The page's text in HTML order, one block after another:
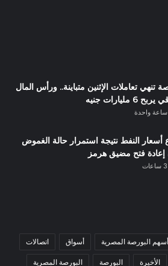
تنهي تعاملات الإثنين متباينة.. ورأس المال
6 مليارات جنيه
ساعة واحدة
أسعار النفط نتيجة استمرار حالة الغموض
فتح مضيق هرمز
أسهم البورصة المصرية أسواق اتصالات
الأخيرة البورصة البورصة المصرية